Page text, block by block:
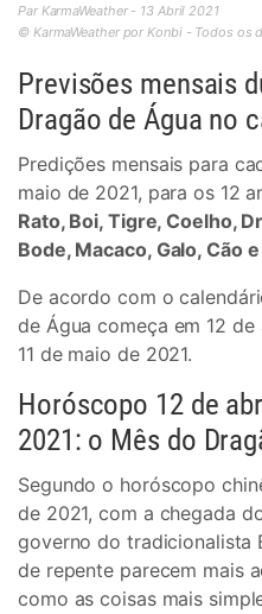
Par KarmaWeather - 13 Abril 2021
© KarmaWeather por Konbi - Todos os
Previsões mensais
Dragão de Água no
Predições mensais para
maio de 2021, para os 12
Rato, Boi, Tigre, Coelho,
Bode, Macaco, Galo, Cão
De acordo com o
de Água começa em 12
11 de maio de 2021.
Horóscopo 12 de
2021: o Mês do
Segundo o horóscopo
de 2021, com a chegada
governo do tradicionalista
de repente parecem mais
como as coisas mais